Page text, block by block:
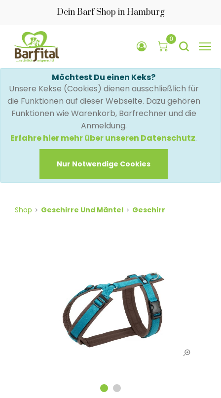
Dein Barf Shop in Hamburg
0
Möchtest Du einen Keks?
Unsere Kekse (Cookies) dienen ausschließlich für
die Funktionen auf dieser Webseite. Dazu gehören
Funktionen wie Warenkorb, Barfrechner und die
Anmeldung.
Erfahre hier mehr über unseren Datenschutz.
Nur Notwendige Cookies
Shop Geschirre Und Mäntel Geschirr